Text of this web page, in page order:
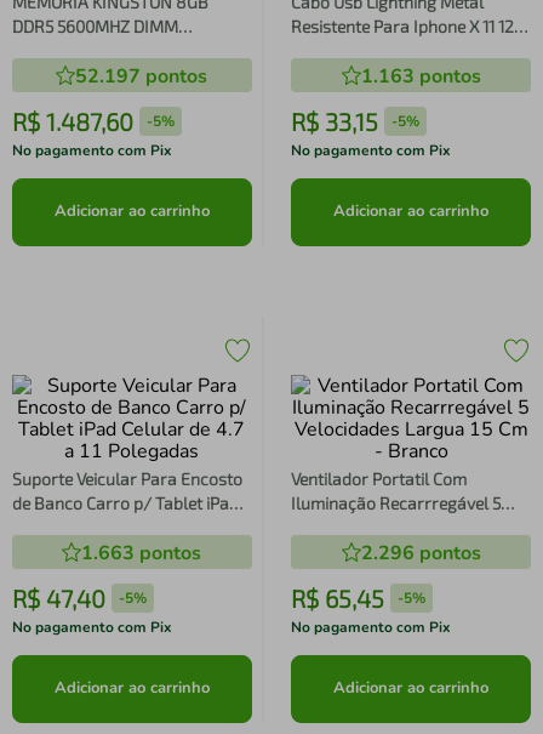
DDR5 5600MHZ DIMM
52.197 pontos
R$ 1.487,60 -5%
No pagamento com Pix
Adicionar ao carrinho
Resistente Para Iphone X 11 12
1.163 pontos
R$ 33,15 -5%
No pagamento com Pix
Adicionar ao carrinho
Suporte Veicular Para Encosto
de Banco Carro p/ Tablet iPad
1.663 pontos
R$ 47,40 -5%
No pagamento com Pix
Adicionar ao carrinho
Ventilador Portatil Com
Iluminação Recarrregável 5
Branco
2.296 pontos
R$ 65,45 -5%
No pagamento com Pix
Adicionar ao carrinho